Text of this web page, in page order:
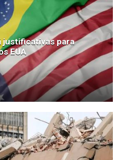
justificativas para
EUA